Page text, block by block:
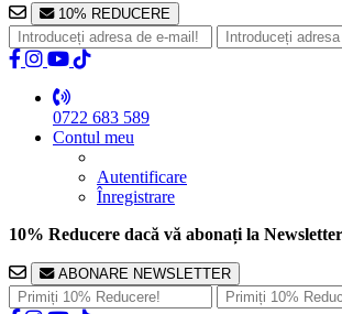
10% REDUCERE
0722 683 589
Contul meu
Autentificare
Înregistrare
10% Reducere dacă vă abonați la
ABONARE NEWSLETTER